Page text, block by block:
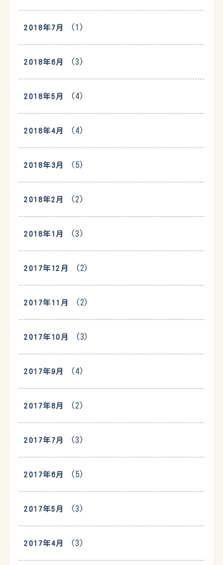
2018年7月 (1)
2018年6月 (3)
2018年5月 (4)
2018年4月 (4)
2018年3月 (5)
2018年2月 (2)
2018年1月 (3)
2017年12月 (2)
2017年11月 (2)
2017年10月 (3)
2017年9月 (4)
2017年8月 (2)
2017年7月 (3)
2017年6月 (5)
2017年5月 (3)
2017年4月 (3)